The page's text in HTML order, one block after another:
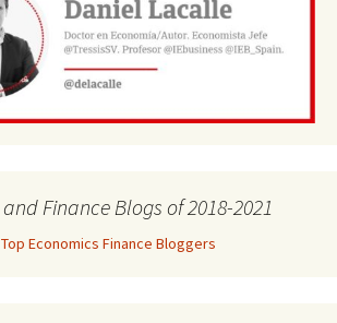
Finance Blogs of 2018-2021